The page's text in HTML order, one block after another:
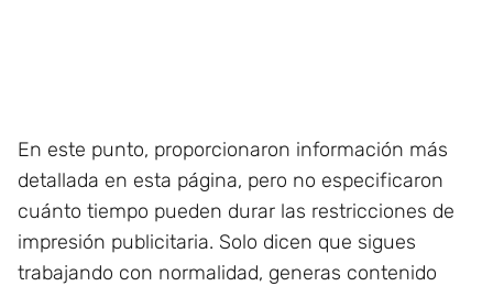
En este punto, proporcionaron información más
detallada en esta página, pero no especificaron
cuánto tiempo pueden durar las restricciones de
impresión publicitaria. Solo dicen que sigues
trabajando con normalidad, generas contenido